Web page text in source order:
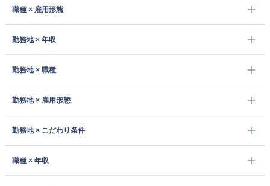
職種 × 雇用形態
勤務地 × 年収
勤務地 × 職種
勤務地 × 雇用形態
勤務地 × こだわり条件
職種 × 年収